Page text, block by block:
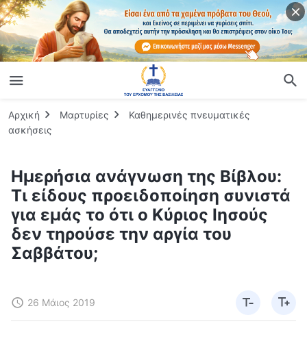
Αρχική Μαρτυρίες
Καθημερινές πνευματικές
ασκήσεις
Ημερήσια ανάγνωση της Βίβλου:
Τι είδους προειδοποίηση συνιστά
για εμάς το ότι ο Κύριος Ιησούς
δεν τηρούσε την αργία του
Σαββάτου;
26 Μάιος 2019